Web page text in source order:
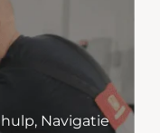
Navigatie